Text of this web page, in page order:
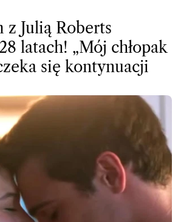
Julią Roberts
latach! „Mój chłopak
się kontynuacji